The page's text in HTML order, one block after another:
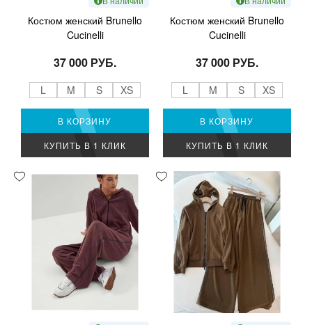
Костюм женский Brunello
Cucinelli
37 000 РУБ.
L M S XS
В КОРЗИНУ
КУПИТЬ В 1 КЛИК
Костюм женский Brunello
Cucinelli
37 000 РУБ.
L M S XS
В КОРЗИНУ
КУПИТЬ В 1 КЛИК